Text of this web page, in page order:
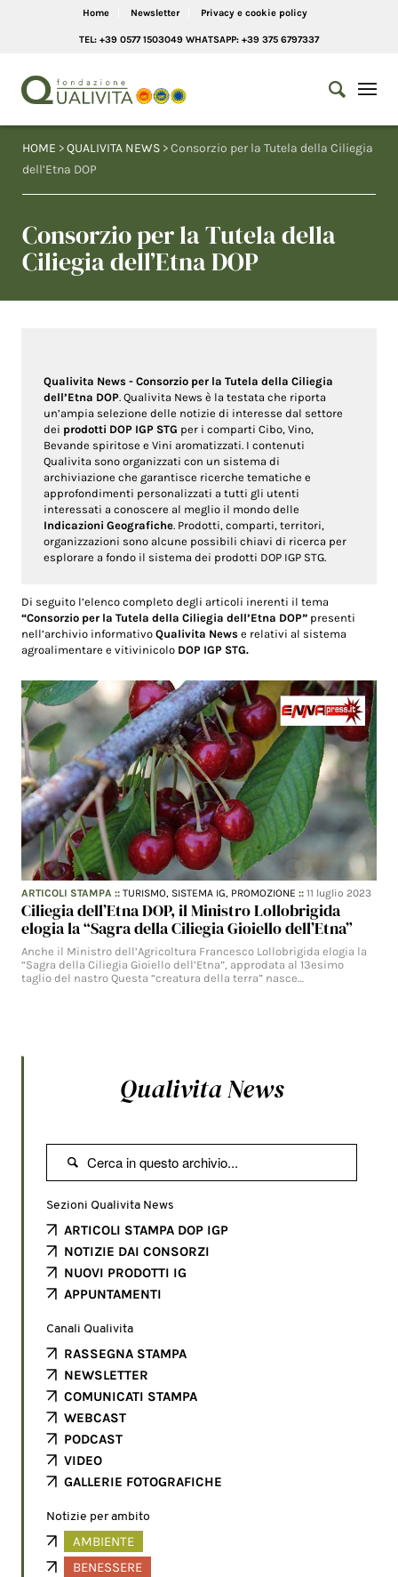
Home Newsletter Privacy e cookie policy
TEL: +39 0577 1503049 WHATSAPP: +39 375 6797337
HOME >QUALIVITA NEWS > Consorzio per la Tutela della Ciliegia
dell’Etna DOP
Consorzio per la Tutela della
Ciliegia dell’Etna DOP
Qualivita News - Consorzio per la Tutela della Ciliegia
dell’Etna DOP. Qualivita News è la testata che riporta
un’ampia selezione delle notizie di interesse dal settore
dei prodotti DOP IGP STG per i comparti Cibo, Vino,
Bevande spiritose e Vini aromatizzati. I contenuti
Qualivita sono organizzati con un sistema di
archiviazione che garantisce ricerche tematiche e
approfondimenti personalizzati a tutti gli utenti
interessati a conoscere al meglio il mondo delle
Indicazioni Geografiche. Prodotti, comparti, territori,
organizzazioni sono alcune possibili chiavi di ricerca per
esplorare a fondo il sistema dei prodotti DOP IGP STG.
Di seguito l’elenco completo degli articoli inerenti il tema
“Consorzio per la Tutela della Ciliegia dell’Etna DOP” presenti
nell’archivio informativoQualivita News e relativi al sistema
agroalimentare e vitivinicolo DOP IGP STG.
ARTICOLI STAMPA ::TURISMO, SISTEMA IG, PROMOZIONE ::11 luglio 2023
Ciliegia dell’Etna DOP, il Ministro Lollobrigida
elogia la “Sagra della Ciliegia Gioiello dell’Etna”
Anche il Ministro dell’Agricoltura Francesco Lollobrigida elogia la
“Sagra della Ciliegia Gioiello dell’Etna”, approdata al 13esimo
taglio del nastro Questa “creatura della terra” nasce…
Qualivita News

Sezioni Qualivita News
ARTICOLI STAMPA DOP IGP
NOTIZIE DAI CONSORZI
NUOVI PRODOTTI IG
APPUNTAMENTI
Canali Qualivita
RASSEGNA STAMPA
NEWSLETTER
COMUNICATI STAMPA
WEBCAST
PODCAST
VIDEO
GALLERIE FOTOGRAFICHE
Notizie per ambito
AMBIENTE
BENESSERE